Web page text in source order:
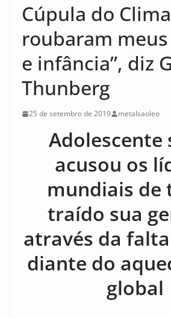
Cúpula do
roubaram
e infância”, diz
Thunberg
25 de setembro de 2019 metalsaoleo
Adolescente
acusou os
mundiais de
traído sua
através da
diante do
global